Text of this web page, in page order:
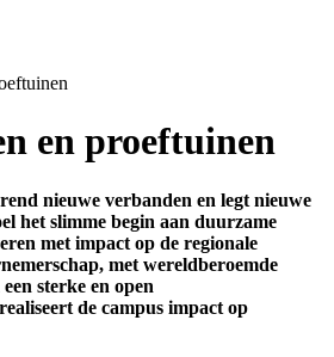
en proeftuinen
nieuwe verbanden en legt nieuwe
het slimme begin aan duurzame
met impact op de regionale
met wereldberoemde
sterke en open
de campus impact op